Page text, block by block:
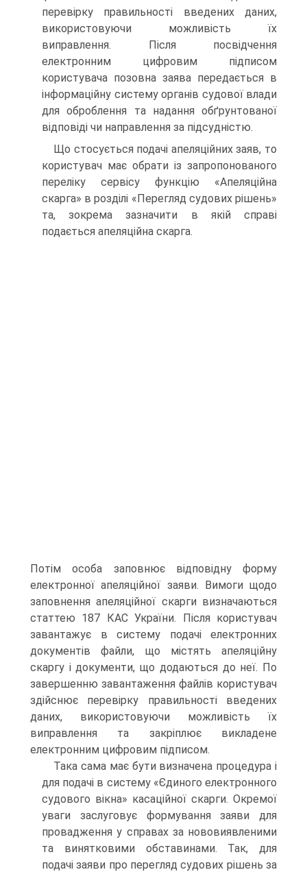
перевірку правильності введених даних,
використовуючи можливість їх
виправлення. Після посвідчення
електронним цифровим підписом
користувача позовна заява передається в
інформаційну систему органів судової влади
для оброблення та надання обґрунтованої
відповіді чи направлення за підсудністю.
Що стосується подачі апеляційних заяв, то
користувач має обрати із запропонованого
переліку сервісу функцію «Апеляційна
скарга» в розділі «Перегляд судових рішень»
та, зокрема зазначити в якій справі
подається апеляційна скарга.
Потім особа заповнює відповідну форму
електронної апеляційної заяви. Вимоги щодо
заповнення апеляційної скарги визначаються
статтею 187 КАС України. Після користувач
завантажує в систему подачі електронних
документів файли, що містять апеляційну
скаргу і документи, що додаються до неї. По
завершенню завантаження файлів користувач
здійснює перевірку правильності введених
даних, використовуючи можливість їх
виправлення та закріплює викладене
електронним цифровим підписом.
Така сама має бути визначена процедура і
для подачі в систему «Єдиного електронного
судового вікна» касаційної скарги. Окремої
уваги заслуговує формування заяви для
провадження у справах за нововиявленими
та винятковими обставинами. Так, для
подачі заяви про перегляд судових рішень за